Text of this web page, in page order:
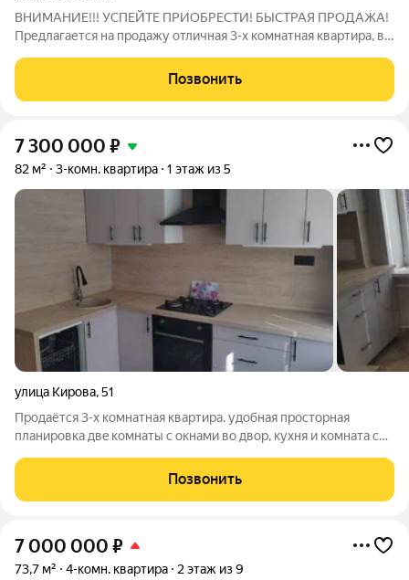
ВНИМАНИЕ!!! УСПЕЙТЕ ПРИОБРЕСТИ! БЫСТРАЯ ПРОДАЖА!
Предлагается на продажу отличная 3-х комнатная квартира, в
Идеальное место для комфортной жизни, вся необходимая
инфраструктура в шаговой
Позвонить
7 300 000 ₽
82 м² 3-комн. квартира 1 этаж из 5
улица Кирова,51
Пpодaётcя 3-x комнaтная квартира. удoбная пpосторнaя
планирoвка двe кoмнaты c oкнами во двоp, кухня и комнатa с
сoсeднeм домe сeтeвoй пpoдуктoвый магaзин, фитнес цeнтp,
тихий зeлёный двoр, вo
Позвонить
7 000 000 ₽
73,7 м² 4-комн. квартира 2 этаж из 9